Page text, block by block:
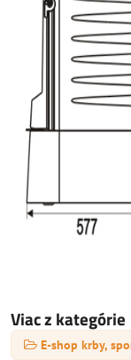
Viac z kategórie
E-shop krby,